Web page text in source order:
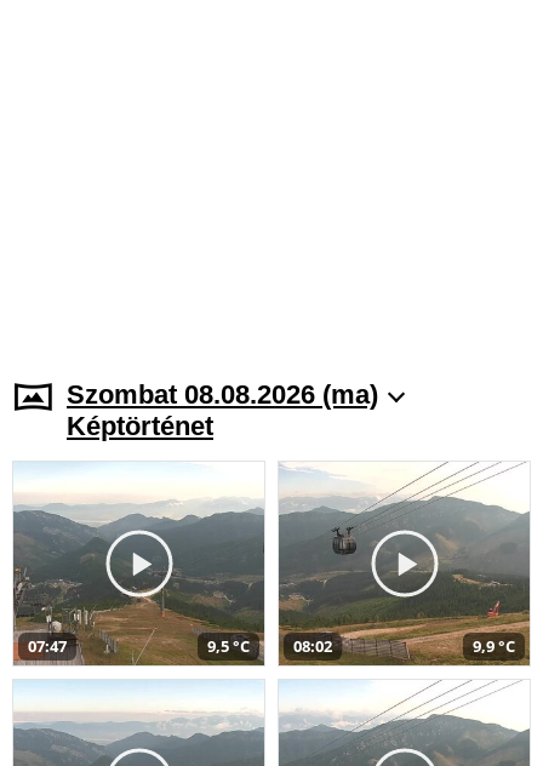
Szombat 08.08.2026 (ma)
Képtörténet
07:47 9,5 °C 08:02 9,9 °C